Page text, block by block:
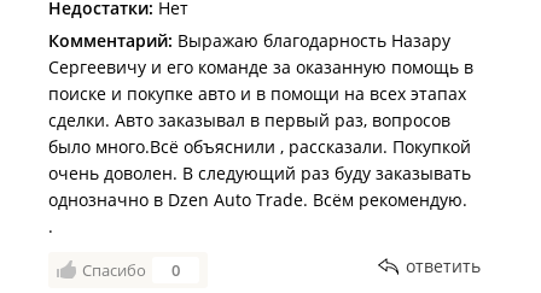
Недостатки: Нет
Комментарий: Выражаю благодарность Назару
Сергеевичу и его команде за оказанную помощь в
поиске и покупке авто и в помощи на всех этапах
сделки. Авто заказывал в первый раз, вопросов
было много.Всё объяснили , рассказали. Покупкой
очень доволен. В следующий раз буду заказывать
однозначно в Dzen Auto Trade. Всём рекомендую.
.
Спасибо 0 ответить